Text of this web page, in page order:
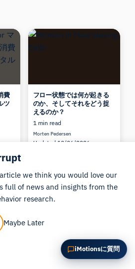
費
ツ
フロー状態では何が起きる
のか、そしてそれをどう捉
えるのか？
1 min read
Morten Pedersen
Updated 12/06/2026
業トップ14 [ランキング]
1 min read
Bryn Farnsworth
iMotionsに質問
て、役立つ次の質問を提案しま
これが重要ですか？
？
we think you would love our
full of news and insights from the
research.
Maybe Later